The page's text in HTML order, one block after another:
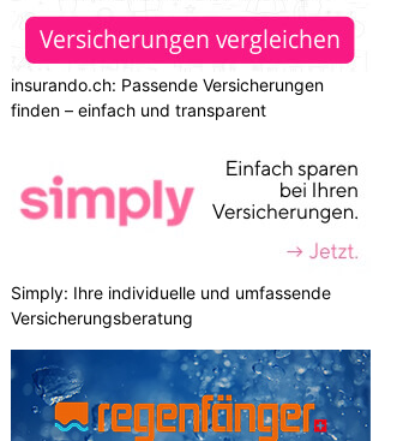
insurando.ch: Passende Versicherungen
finden – einfach und transparent
Simply: Ihre individuelle und umfassende
Versicherungsberatung